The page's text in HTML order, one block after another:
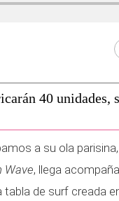
40 unidades,
a su ola
Wave, llega
tabla de surf creada